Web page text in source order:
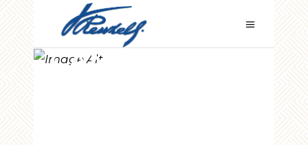
MANDARINI-
CANDITI-